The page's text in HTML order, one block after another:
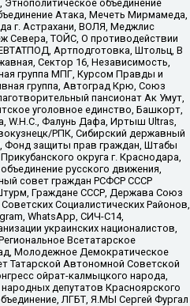
Этнополитическое объединение
Атака, Мечеть Мирмамеда,
г. Астрахани, ВОЛЯ, Меджлис
Севера, ТОЙС, О противодействии
Артподготовка, Штольц, В
Сектор 16, Независимость,
группа МПГ, Курсом Правды и
группа, Автоград Крю, Союз
пансионат Ак Умут,
уголовное единство, Башкорт,
W.H.С., Фалунь Дафа, Иртыш Ultras,
РПК, Сибирский державный
Фонд защиты прав граждан, Штабы
округа г. Краснодара,
русского движения,
совет граждан РСФСР СССР
Граждане СССР, Держава Союз
Социалистических Районов,
WhatsApp, СИЧ-С14,
украинских националистов,
Всетатарское
Молодежное Демократическое
Татарской Автономной Советской
ойрат-калмыцкого народа,
депутатов Красноярского
ЛГБТ, Я.МЫ Сергей Фургал